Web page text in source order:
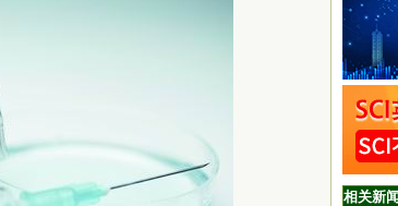
相关新闻